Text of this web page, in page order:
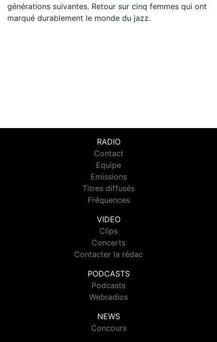
générations suivantes. Retour sur cinq femmes qui ont
marqué durablement le monde du jazz.
RADIO
Contact
Equipe
Emissions
Titres diffusés
Fréquences
VIDEO
Clips
Concerts
Contacter la rédac
PODCASTS
Podcasts
Webradios
NEWS
Concours